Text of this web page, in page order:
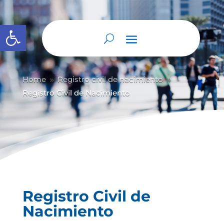
Abrir barra de herramientas
Home 9 Registro civil de nacimiento 9
Registro Civil de Nacimiento
Registro Civil de
Nacimiento